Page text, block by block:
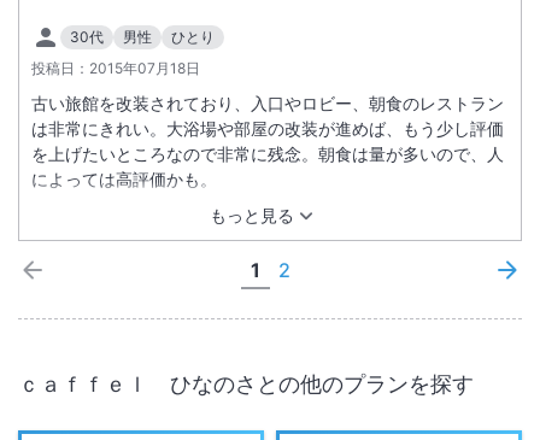
30代 男性
ひとり
投稿日： 2015年07月18日
もっと見る
古い旅館を改装されており、入口やロビー、朝食のレストラン
は非常にきれい。大浴場や部屋の改装が進めば、もう少し評価
を上げたいところなので非常に残念。朝食は量が多いので、人
によっては高評価かも。
1 2
ｃａｆｆｅｌ ひなのさとの他のプランを探す